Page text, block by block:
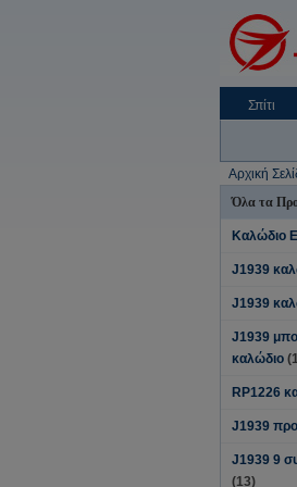
Σπίτι
Αρχική
Όλα τα
Καλώδιο
J1939
J1939
J1939
καλώδιο
RP1226
J1939
J1939 9
(13)